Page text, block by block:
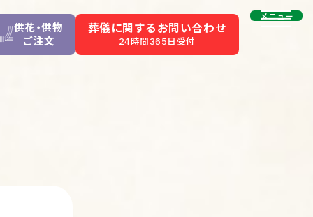
供花・供物
ご注文
葬儀に関するお問い合わせ
24時間365日受付
メニュー